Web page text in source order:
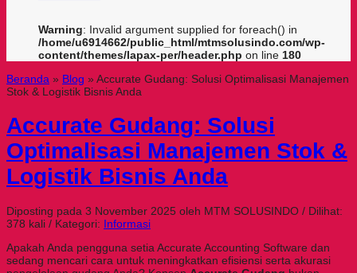
Warning: Invalid argument supplied for foreach() in
/home/u6914662/public_html/mtmsolusindo.com/wp-
content/themes/lapax-per/header.php on line 180
Beranda » Blog »Accurate Gudang: Solusi Optimalisasi Manajemen
Stok & Logistik Bisnis Anda
Accurate Gudang: Solusi
Optimalisasi Manajemen Stok &
Logistik Bisnis Anda
Diposting pada 3 November 2025 oleh MTM SOLUSINDO / Dilihat:
378 kali / Kategori: Informasi
Apakah Anda pengguna setia Accurate Accounting Software dan
sedang mencari cara untuk meningkatkan efisiensi serta akurasi